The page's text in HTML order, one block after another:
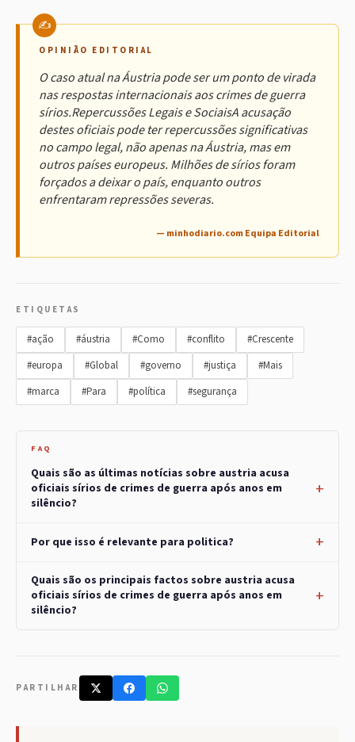
OPINIÃO EDITORIAL
O caso atual na Áustria pode ser um ponto de virada
nas respostas internacionais aos crimes de guerra
sírios.Repercussões Legais e SociaisA acusação
destes oficiais pode ter repercussões significativas
no campo legal, não apenas na Áustria, mas em
outros países europeus. Milhões de sírios foram
forçados a deixar o país, enquanto outros
enfrentaram repressões severas.
— minhodiario.com Equipa Editorial
ETIQUETAS
#ação #áustria #Como #conflito
#Crescente
#europa
#Global #governo #justiça
#Mais
#marca
#Para #política #segurança
FAQ
Quais são as últimas notícias sobre austria acusa
oficiais sírios de crimes de guerra após anos em
silêncio?
Por que isso é relevante para politica?
Quais são os principais factos sobre austria acusa
oficiais sírios de crimes de guerra após anos em
silêncio?
PARTILHAR